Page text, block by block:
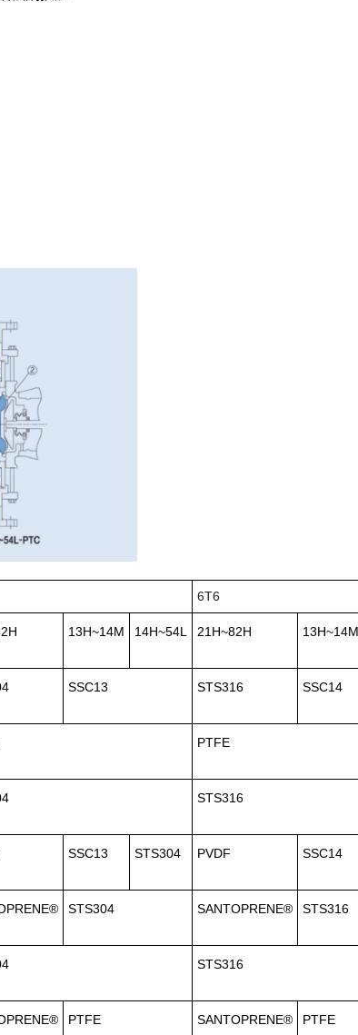
6T6
13H~14M 14H~54L 21H~82H
SSC13 STS316 SSC14
PTFE
STS316
SSC13 STS304 PVDF SSC14
STS304 SANTOPRENE® STS316
STS316
PTFE SANTOPRENE® PTFE